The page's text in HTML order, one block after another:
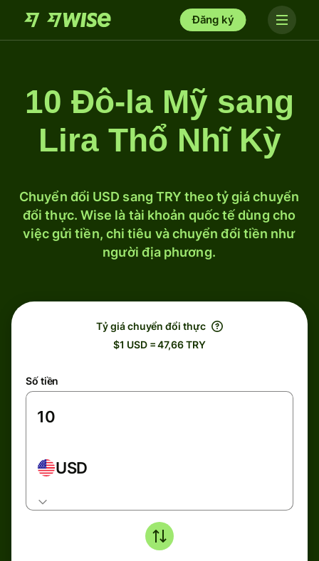
Đăng ký
10 Đô-la Mỹ sang
Lira Thổ Nhĩ Kỳ
Chuyển đổi USD sang TRY theo tỷ giá chuyển
đổi thực. Wise là tài khoản quốc tế dùng cho
việc gửi tiền, chi tiêu và chuyển đổi tiền như
người địa phương.
Tỷ giá chuyển đổi thực
$1 USD = 47,66 TRY
Số tiền
USD